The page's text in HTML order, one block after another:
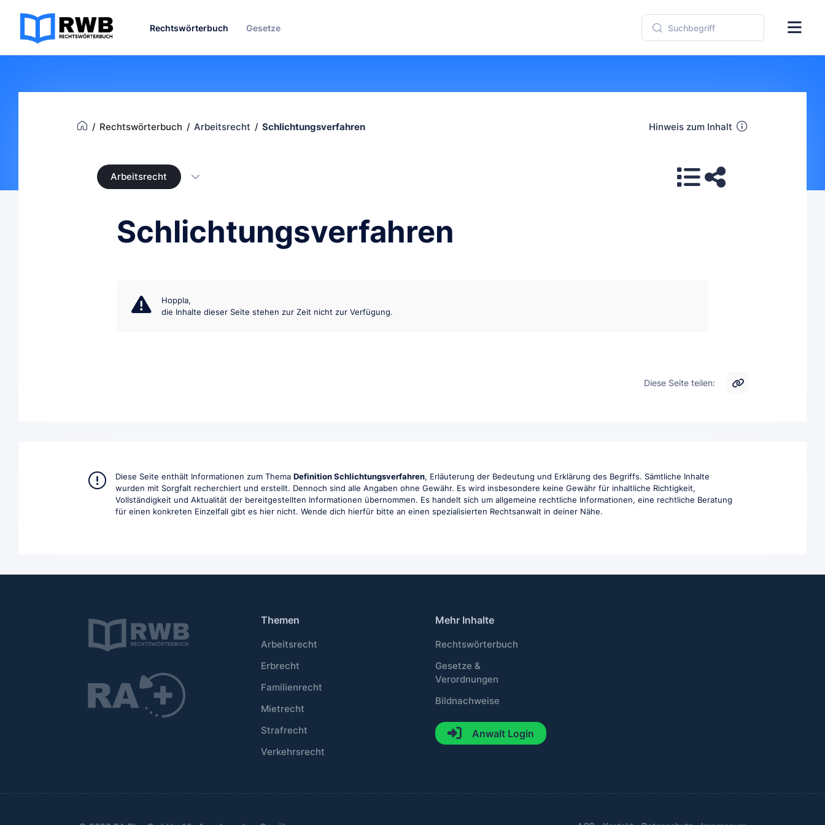
Rechtswörterbuch Gesetze
Rechtswörterbuch Arbeitsrecht Schlichtungsverfahren Hinweis zum Inhalt
Arbeitsrecht
Schlichtungsverfahren
Hoppla,
die Inhalte dieser Seite stehen zur Zeit nicht zur Verfügung.
Diese Seite teilen:
Diese Seite enthält Informationen zum ThemaDefinition Schlichtungsverfahren, Erläuterung der Bedeutung und Erklärung des Begriffs. Sämtliche Inhalte
wurden mit Sorgfalt recherchiert und erstellt. Dennoch sind alle Angaben ohne Gewähr. Es wird insbesondere keine Gewähr für inhaltliche Richtigkeit,
Vollständigkeit und Aktualität der bereitgestellten Informationen übernommen. Es handelt sich um allgemeine rechtliche Informationen, eine rechtliche Beratung
für einen konkreten Einzelfall gibt es hier nicht. Wende dich hierfür bitte an einen spezialisierten Rechtsanwalt in deiner Nähe.
Themen
Arbeitsrecht
Erbrecht
Familienrecht
Mietrecht
Strafrecht
Verkehrsrecht
Mehr Inhalte
Rechtswörterbuch
Gesetze &
Verordnungen
Bildnachweise
Anwalt Login